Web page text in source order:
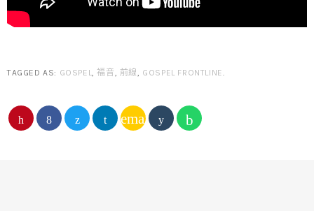
TAGGED AS: GOSPEL,福音, 前線, GOSPEL FRONTLINE.
email